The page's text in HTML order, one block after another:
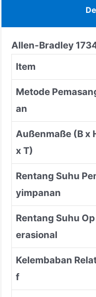
Allen-Bradley
Item
Metode
an
Außenmaße (B x
x T)
Rentang Suhu
yimpanan
Rentang Suhu Op
erasional
Kelembaban
f